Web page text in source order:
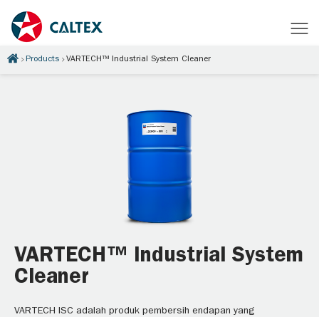
Products VARTECH™ Industrial System Cleaner
VARTECH™ Industrial System
Cleaner
VARTECH ISC adalah produk pembersih endapan yang